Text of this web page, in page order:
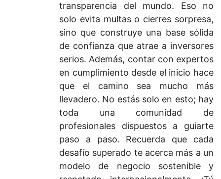
transparencia del mundo. Eso no
solo evita multas o cierres sorpresa,
sino que construye una base sólida
de confianza que atrae a inversores
serios. Además, contar con expertos
en cumplimiento desde el inicio hace
que el camino sea mucho más
llevadero. No estás solo en esto; hay
toda una comunidad de
profesionales dispuestos a guiarte
paso a paso. Recuerda que cada
desafío superado te acerca más a un
modelo de negocio sostenible y